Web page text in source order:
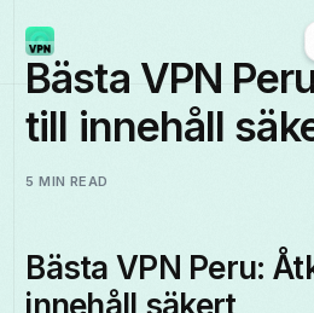
Download free
Bästa VPN
till innehåll
5 MIN READ
Bästa VPN Peru:
innehåll säkert